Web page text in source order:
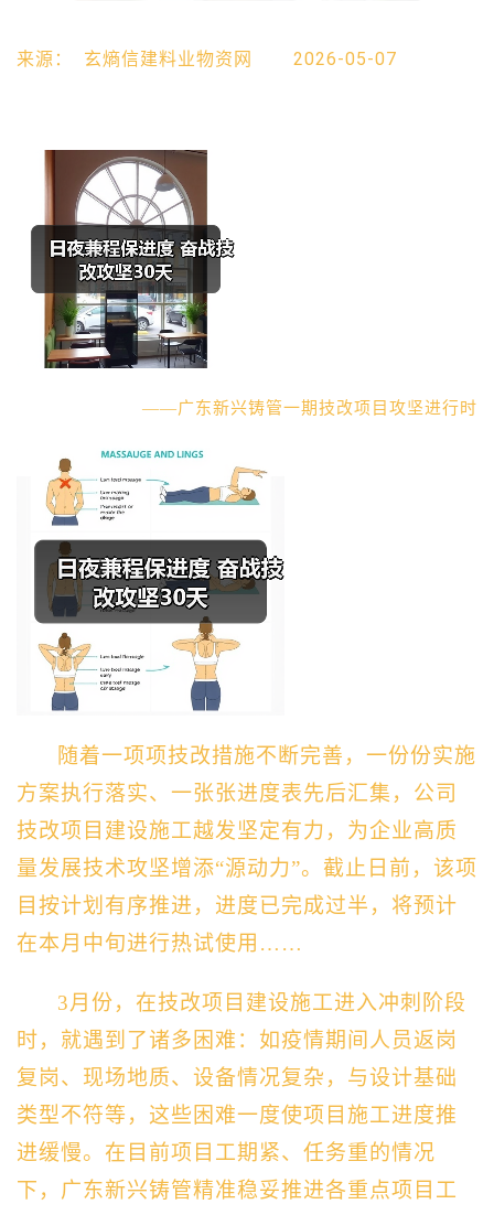
来源： 玄熵信建料业物资网 2026-05-07
——广东新兴铸管一期技改项目攻坚进行时
随着一项项技改措施不断完善，一份份实施
方案执行落实、一张张进度表先后汇集，公司
技改项目建设施工越发坚定有力，为企业高质
量发展技术攻坚增添“源动力”。截止日前，该项
目按计划有序推进，进度已完成过半，将预计
在本月中旬进行热试使用……
3月份，在技改项目建设施工进入冲刺阶段
时，就遇到了诸多困难：如疫情期间人员返岗
复岗、现场地质、设备情况复杂，与设计基础
类型不符等，这些困难一度使项目施工进度推
进缓慢。在目前项目工期紧、任务重的情况
下，广东新兴铸管精准稳妥推进各重点项目工